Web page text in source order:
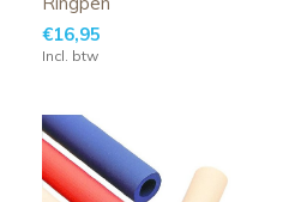
€16,95
Incl. btw